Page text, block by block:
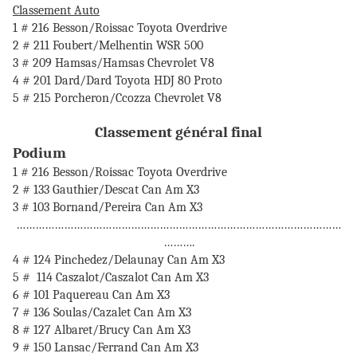
Classement Auto
1 # 216 Besson/Roissac Toyota Overdrive
2 # 211 Foubert/Melhentin WSR 500
3 # 209 Hamsas/Hamsas Chevrolet V8
4 # 201 Dard/Dard Toyota HDJ 80 Proto
5 # 215 Porcheron/Ccozza Chevrolet V8
Classement général final
Podium
1 # 216 Besson/Roissac Toyota Overdrive
2 # 133 Gauthier/Descat Can Am X3
3 # 103 Bornand/Pereira Can Am X3
…………………………………………………………………………………………
……….
4 # 124 Pinchedez/Delaunay Can Am X3
5 # 114 Caszalot/Caszalot Can Am X3
6 # 101 Paquereau Can Am X3
7 # 136 Soulas/Cazalet Can Am X3
8 # 127 Albaret/Brucy Can Am X3
9 # 150 Lansac/Ferrand Can Am X3